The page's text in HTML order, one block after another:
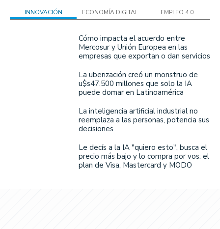
INNOVACIÓN ECONOMÍA DIGITAL EMPLEO 4.0
Cómo impacta el acuerdo entre
Mercosur y Unión Europea en las
empresas que exportan o dan servicios
La uberización creó un monstruo de
u$s47.500 millones que solo la IA
puede domar en Latinoamérica
La inteligencia artificial industrial no
reemplaza a las personas, potencia sus
decisiones
Le decís a la IA "quiero esto", busca el
precio más bajo y lo compra por vos: el
plan de Visa, Mastercard y MODO